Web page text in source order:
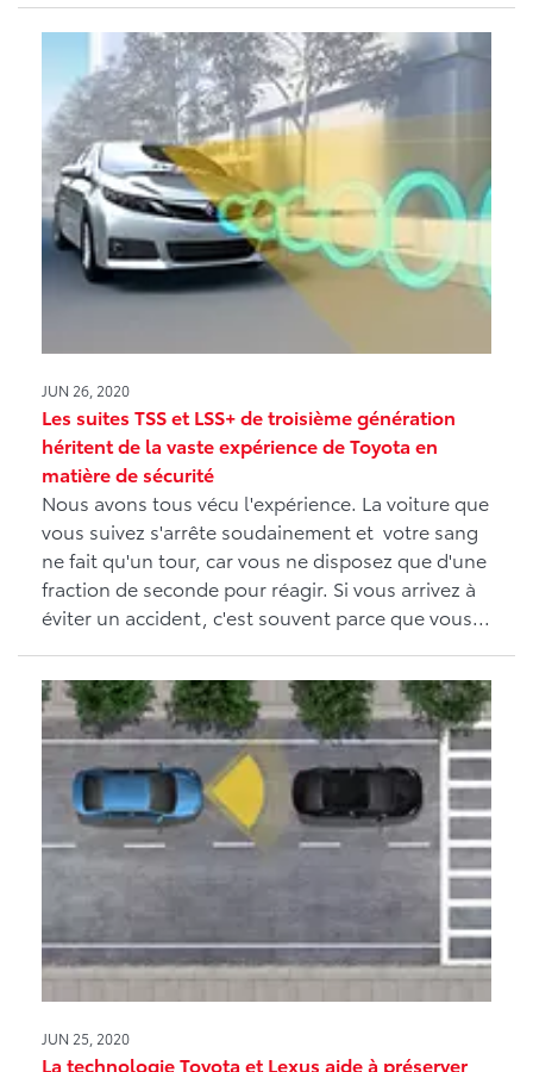
JUN 26, 2020
Les suites TSS et LSS+ de troisième génération
héritent de la vaste expérience de Toyota en
matière de sécurité
Nous avons tous vécu l'expérience. La voiture que
vous suivez s'arrête soudainement et votre sang
ne fait qu'un tour, car vous ne disposez que d'une
fraction de seconde pour réagir. Si vous arrivez à
éviter un accident, c'est souvent parce que vous...
JUN 25, 2020
La technologie Toyota et Lexus aide à préserver